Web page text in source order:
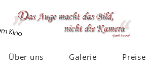
Über uns Galerie Preise